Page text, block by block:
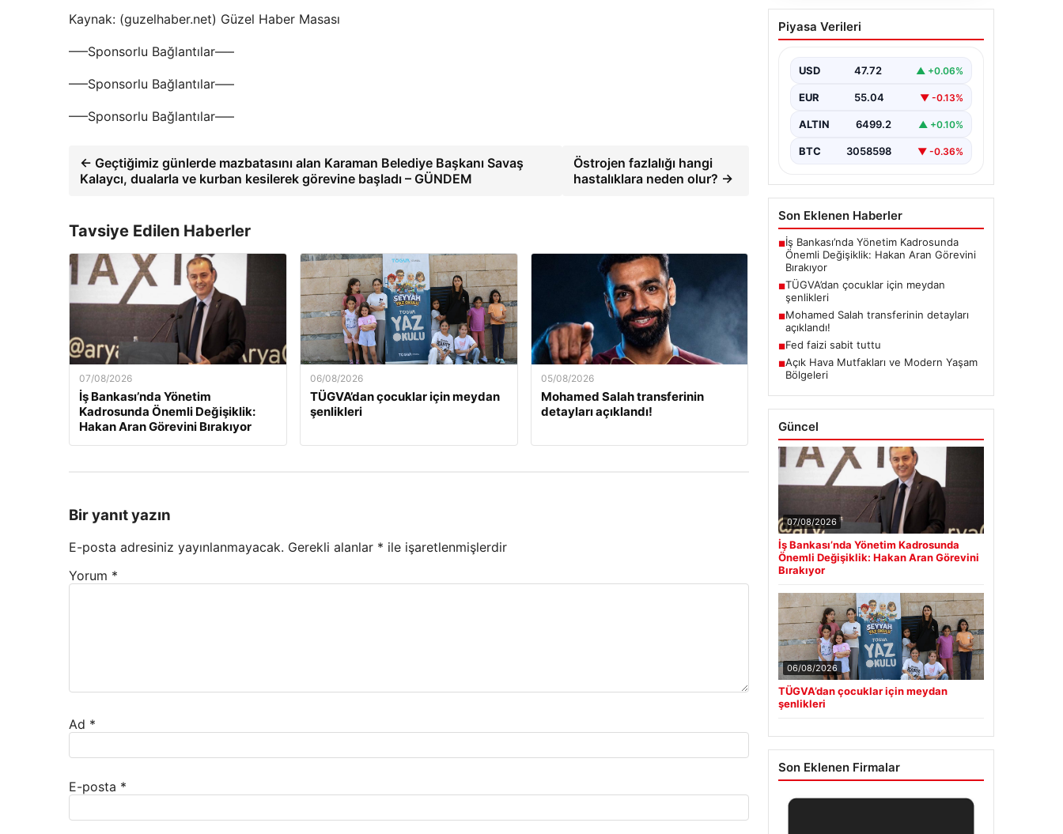
Kaynak: (guzelhaber.net) Güzel Haber Masası
—–Sponsorlu Bağlantılar—–
—–Sponsorlu Bağlantılar—–
—–Sponsorlu Bağlantılar—–
← Geçtiğimiz günlerde mazbatasını alan Karaman Belediye Başkanı Savaş
Kalaycı, dualarla ve kurban kesilerek görevine başladı – GÜNDEM
Östrojen fazlalığı hangi
hastalıklara neden olur? →
Tavsiye Edilen Haberler
07/08/2026
İş Bankası’nda Yönetim
Kadrosunda Önemli Değişiklik:
Hakan Aran Görevini Bırakıyor
06/08/2026
TÜGVA’dan çocuklar için meydan
şenlikleri
05/08/2026
Mohamed Salah transferinin
detayları açıklandı!
Bir yanıt yazın
E-posta adresiniz yayınlanmayacak. Gerekli alanlar * ile işaretlenmişlerdir
Yorum *
Ad *
E-posta *
TÜGVA’dan çocuklar için
meydan şenlikleri
Piyasa Verileri
USD 47.72 ▲ +0.06%
EUR 55.04 ▼ -0.13%
ALTIN 6499.2 ▲ +0.10%
BTC 3058598 ▼ -0.36%
Son Eklenen Haberler
■İş Bankası’nda Yönetim Kadrosunda
Önemli Değişiklik: Hakan Aran Görevini
Bırakıyor
■TÜGVA’dan çocuklar için meydan
şenlikleri
■Mohamed Salah transferinin detayları
açıklandı!
■Fed faizi sabit tuttu
■Açık Hava Mutfakları ve Modern Yaşam
Bölgeleri
Güncel
07/08/2026
İş Bankası’nda Yönetim Kadrosunda
Önemli Değişiklik: Hakan Aran Görevini
Bırakıyor
06/08/2026
TÜGVA’dan çocuklar için meydan
şenlikleri
Son Eklenen Firmalar